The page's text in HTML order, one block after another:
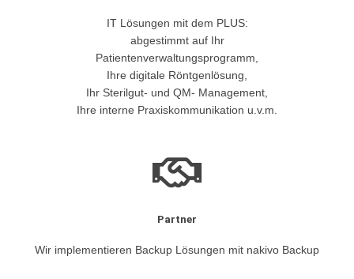
IT Lösungen mit dem PLUS:
abgestimmt auf Ihr
Patientenverwaltungsprogramm,
Ihre digitale Röntgenlösung,
Ihr Sterilgut- und QM- Management,
Ihre interne Praxiskommunikation u.v.m.
Partner
Wir implementieren Backup Lösungen mit nakivo Backup